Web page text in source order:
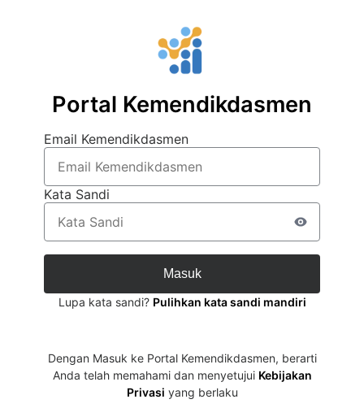
Portal Kemendikdasmen
Email Kemendikdasmen
Kata Sandi
Lupa kata sandi? Pulihkan kata sandi mandiri
Dengan Masuk ke Portal Kemendikdasmen, berarti
Anda telah memahami dan menyetujui Kebijakan
Privasi yang berlaku